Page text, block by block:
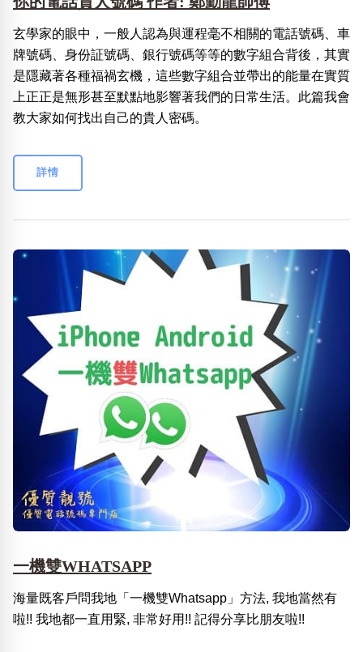
玄學家的眼中，一般人認為與運程毫不相關的電話號碼、車
牌號碼、身份証號碼、銀行號碼等等的數字組合背後，其實
是隱藏著各種福禍玄機，這些數字組合並帶出的能量在實質
上正正是無形甚至默點地影響著我們的日常生活。此篇我會
教大家如何找出自己的貴人密碼。
詳情
一機雙WHATSAPP
海量既客戶問我地「一機雙Whatsapp」方法, 我地當然有
啦!! 我地都一直用緊, 非常好用!! 記得分享比朋友啦!!